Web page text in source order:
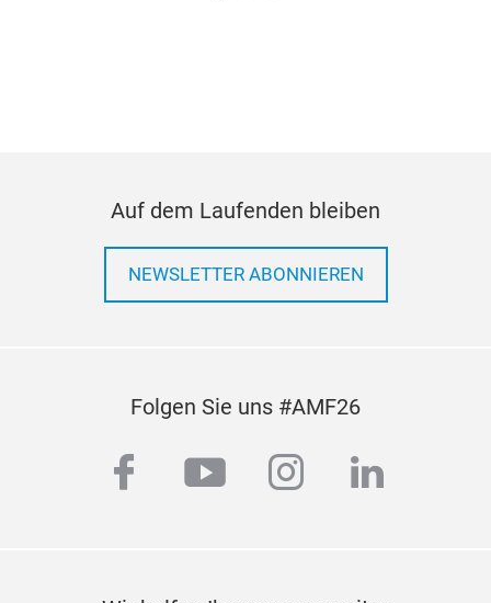
Auf dem Laufenden bleiben
NEWSLETTER ABONNIEREN
Folgen Sie uns #AMF26
facebook
youtubeinstagram
linkedin